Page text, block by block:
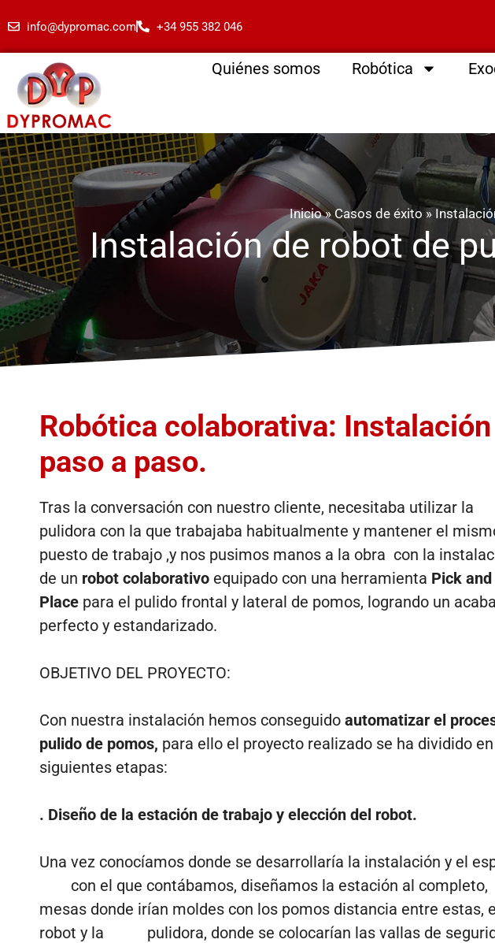
info@dypromac.com +34 955 382 046
Quiénes somos Robótica
Inicio» Casos de éxito »
Instalación de robot de
Robótica colaborativa: Instalación
paso a paso.
Tras la conversación con nuestro cliente, necesitaba utilizar la
pulidora con la que trabajaba habitualmente y mantener el
puesto de trabajo ,y nos pusimos manos a la obra con la
de un robot colaborativo equipado con una herramienta Pick and
Place para el pulido frontal y lateral de pomos, logrando un
perfecto y estandarizado.
OBJETIVO DEL PROYECTO:
Con nuestra instalación hemos conseguido automatizar el
pulido de pomos, para ello el proyecto realizado se ha dividido
siguientes etapas:
. Diseño de la estación de trabajo y elección del robot.
Una vez conocíamos donde se desarrollaría la instalación y el
con el que contábamos, diseñamos la estación al completo,
mesas donde irían moldes con los pomos distancia entre estas,
robot y la pulidora, donde se colocarían las vallas de